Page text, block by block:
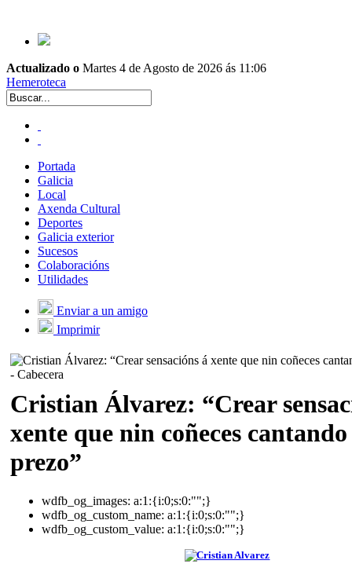
Actualizado o Martes 4 de Agosto de 2026 ás 11:06
Hemeroteca
Portada
Galicia
Local
Axenda Cultural
Deportes
Galicia exterior
Sucesos
Colaboracións
Utilidades
Enviar a un amigo
Imprimir
Cristian Álvarez: “Crear
xente que nin coñeces
prezo”
wdfb_og_images: a:1:{i:0;s:0:"";}
wdfb_og_custom_name: a:1:{i:0;s:0:"";}
wdfb_og_custom_value: a:1:{i:0;s:0:"";}